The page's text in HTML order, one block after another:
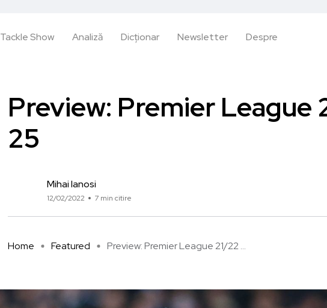
Tackle Show Analiză Dicționar Newsletter Despre
Preview: Premier League
25
Mihai Ianosi
12/02/2022 7 min citire
Home Featured Preview: Premier League 21/22 ...